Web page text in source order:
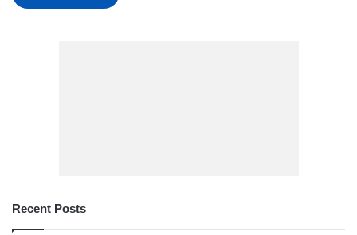
Recent Posts